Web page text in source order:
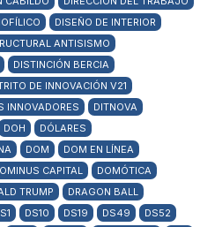
DISEÑO DE INTERIOR
ANTISISMO
DISTINCIÓN BERCIA
DE INNOVACIÓN V21
INNOVADORES
DITNOVA
DOH
DÓLARES
DOM
DOM EN LÍNEA
CAPITAL
DOMÓTICA
TRUMP
DRAGON BALL
DS10 DS19 DS49
DS52